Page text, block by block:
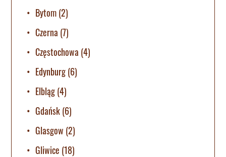
Bytom(2)
Czerna (7)
Częstochowa (4)
Edynburg(6)
Elbląg(4)
Gdańsk(6)
Glasgow (2)
Gliwice (18)